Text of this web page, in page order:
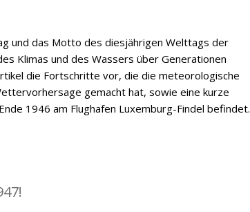
und das Motto des diesjährigen Welttags der
Klimas und des Wassers über Generationen
die Fortschritte vor, die die meteorologische
gemacht hat, sowie eine kurze
1946 am Flughafen Luxemburg-Findel befindet.